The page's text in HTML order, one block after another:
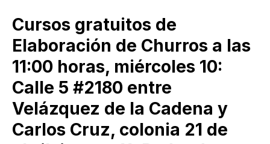
Cursos gratuitos de
Elaboración de Churros a las
11:00 horas, miércoles 10:
Calle 5 #2180 entre
Velázquez de la Cadena y
Carlos Cruz, colonia 21 de